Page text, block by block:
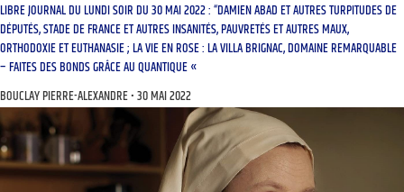
LIBRE JOURNAL DU LUNDI SOIR DU 30 MAI 2022 : “DAMIEN ABAD ET AUTRES TURPITUDES DE
DÉPUTÉS, STADE DE FRANCE ET AUTRES INSANITÉS, PAUVRETÉS ET AUTRES MAUX,
ORTHODOXIE ET EUTHANASIE ; LA VIE EN ROSE : LA VILLA BRIGNAC, DOMAINE REMARQUABLE
– FAITES DES BONDS GRÂCE AU QUANTIQUE «
BOUCLAY PIERRE-ALEXANDRE 30 MAI 2022